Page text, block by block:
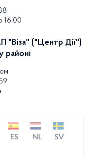
16:00
"Віза" ("Центр Дії")
районі
ES NL SV